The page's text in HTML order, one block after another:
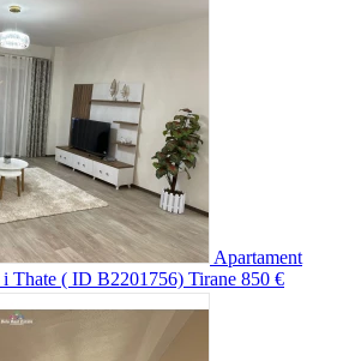
Apartament
Thate ( ID B2201756) Tirane 850 €